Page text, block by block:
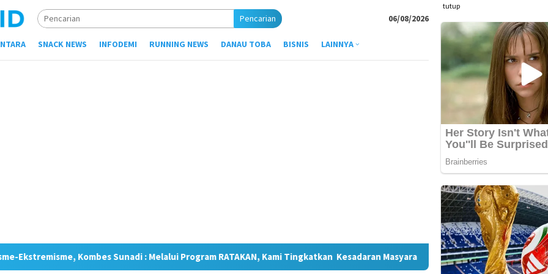
tutup
Pencarian 06/08/2026
SNACK NEWS INFODEMI RUNNING NEWS DANAU TOBA BISNIS LAINNYA
: Melalui Program RATAKAN, Kami Tingkatkan Kesadaran Masyarakat Indosat Catat Pertumbuhan Trafik Data 36,3